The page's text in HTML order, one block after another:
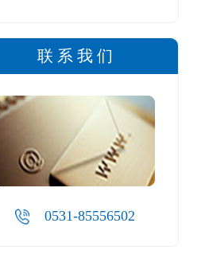
联 系 我 们
0531-85556502